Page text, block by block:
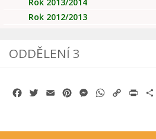
ODDĚLENÍ 3
FacebookTwitterEmail PinterestMessenger
WhatsApp
Copy
Print
Rok 2012/2013